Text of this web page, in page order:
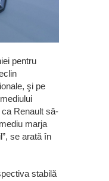
pentru
şi pe
Renault să-
marja
se arată în
stabilă